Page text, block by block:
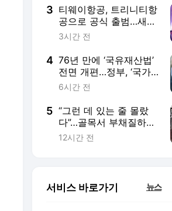
3 티웨이항공, 트리니티항
공으로 공식 출범…새
이름에 새 옷 입었다 [현
3시간 전
4 76년 만에 ‘국유재산법’
전면 개편…정부, ‘국가
자산기본법’ 제정 추진
6시간 전
5 “그런 데 있는 줄 몰랐
다”…골목서 부채질하는
쪽방촌 주민들 [무(無),
12시간 전
서비스 바로가기 뉴스